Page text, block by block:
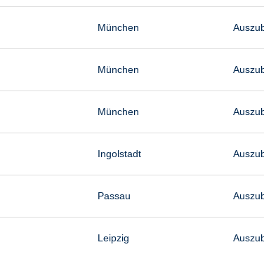
München
München
München
Ingolstadt
Passau
Leipzig